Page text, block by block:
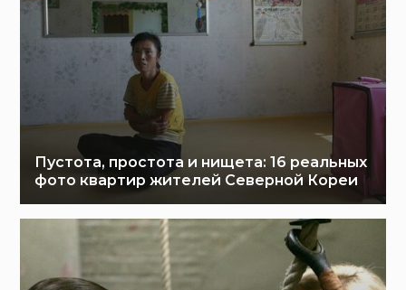
Пустота, простота и нищета: 16 реальных
фото квартир жителей Северной Кореи